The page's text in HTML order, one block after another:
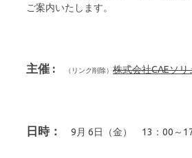
ご案内いたします。
主催 : 株式会社CAEソ
日時： 9月 6日（金） 13：00～